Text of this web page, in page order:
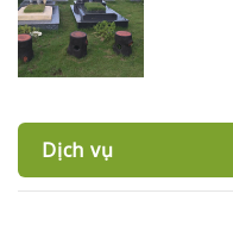
Dịch vụ